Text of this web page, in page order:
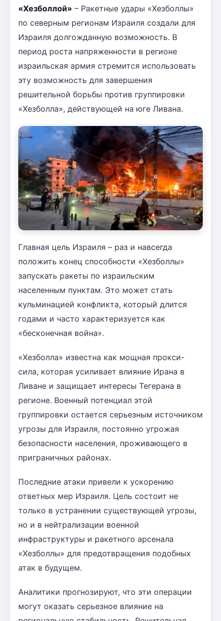
«Хезболлой» – Ракетные удары «Хезболлы»
по северным регионам Израиля создали для
Израиля долгожданную возможность. В
период роста напряженности в регионе
израильская армия стремится использовать
эту возможность для завершения
решительной борьбы против группировки
«Хезболла», действующей на юге Ливана.
Главная цель Израиля – раз и навсегда
положить конец способности «Хезболлы»
запускать ракеты по израильским
населенным пунктам. Это может стать
кульминацией конфликта, который длится
годами и часто характеризуется как
«бесконечная война».
«Хезболла» известна как мощная прокси-
сила, которая усиливает влияние Ирана в
Ливане и защищает интересы Тегерана в
регионе. Военный потенциал этой
группировки остается серьезным источником
угрозы для Израиля, постоянно угрожая
безопасности населения, проживающего в
приграничных районах.
Последние атаки привели к ускорению
ответных мер Израиля. Цель состоит не
только в устранении существующей угрозы,
но и в нейтрализации военной
инфраструктуры и ракетного арсенала
«Хезболлы» для предотвращения подобных
атак в будущем.
Аналитики прогнозируют, что эти операции
могут оказать серьезное влияние на